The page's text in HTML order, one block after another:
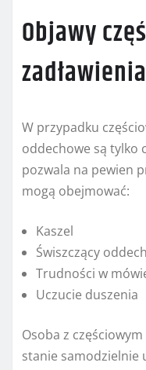
Objawy
zadławienia
W przypadku
oddechowe są tylko
pozwala na pewien
mogą obejmować:
Kaszel
Świszczący oddech
Trudności w
Uczucie duszenia
Osoba z
stanie samodzielnie